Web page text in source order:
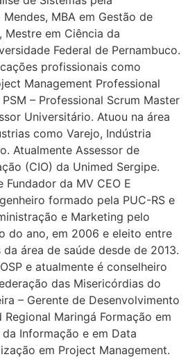
MBA em Gestão de
Mestre em Ciência da
Federal de Pernambuco.
profissionais como
Management Professional
– Professional Scrum Master
Universitário. Atuou na área
como Varejo, Indústria
Atualmente Assessor de
(CIO) da Unimed Sergipe.
Fundador da MV CEO E
formado pela PUC-RS e
e Marketing pelo
do ano, em 2006 e eleito entre
área de saúde desde de 2013.
e atualmente é conselheiro
das Misericórdias do
– Gerente de Desenvolvimento
Maringá Formação em
Informação e em Data
em Project Management.